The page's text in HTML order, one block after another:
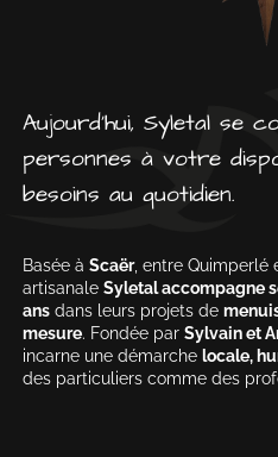
Aujourd’hui, Syletal se
personnes à votre
besoins au quotidien.
Basée à Scaër, entre Quimperlé
artisanale Syletal accompagne
ansdans leurs projets de
mesure. Fondée par Sylvain et
incarne une démarche locale,
des particuliers comme des